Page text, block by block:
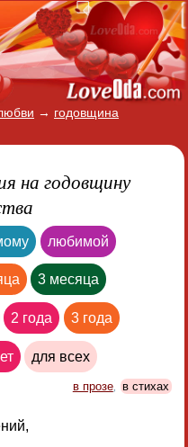
→ годовщина
на годовщину
любимой
3 месяца
2 года 3 года
для всех
в прозе, в стихах